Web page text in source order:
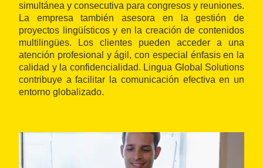
simultánea y consecutiva para congresos y reuniones.
La empresa también asesora en la gestión de
proyectos lingüísticos y en la creación de contenidos
multilingües. Los clientes pueden acceder a una
atención profesional y ágil, con especial énfasis en la
calidad y la confidencialidad. Lingua Global Solutions
contribuye a facilitar la comunicación efectiva en un
entorno globalizado.